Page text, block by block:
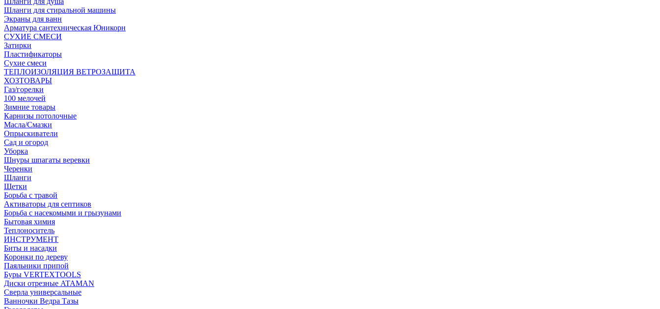
Шланги для стиральной машины
Экраны для ванн
Арматура сантехническая Юникорн
СУХИЕ СМЕСИ
Затирки
Пластификаторы
Сухие смеси
ТЕПЛОИЗОЛЯЦИЯ ВЕТРОЗАЩИТА
ХОЗТОВАРЫ
Газ/горелки
100 мелочей
Зимние товары
Карнизы потолочные
Масла/Смазки
Опрыскиватели
Сад и огород
Уборка
Шнуры шпагаты веревки
Черенки
Шланги
Щетки
Борьба с травой
Активаторы для септиков
Борьба с насекомыми и грызунами
Бытовая химия
Теплоноситель
ИНСТРУМЕНТ
Биты и насадки
Коронки по дереву
Паяльники припой
Буры VERTEXTOOLS
Диски отрезные ATAMAN
Сверла универсальные
Ванночки Ведра Тазы